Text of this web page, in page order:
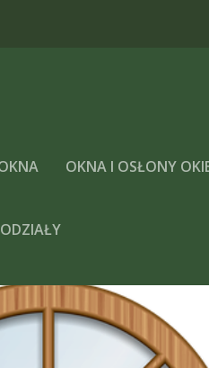
OKNA I OSŁONY